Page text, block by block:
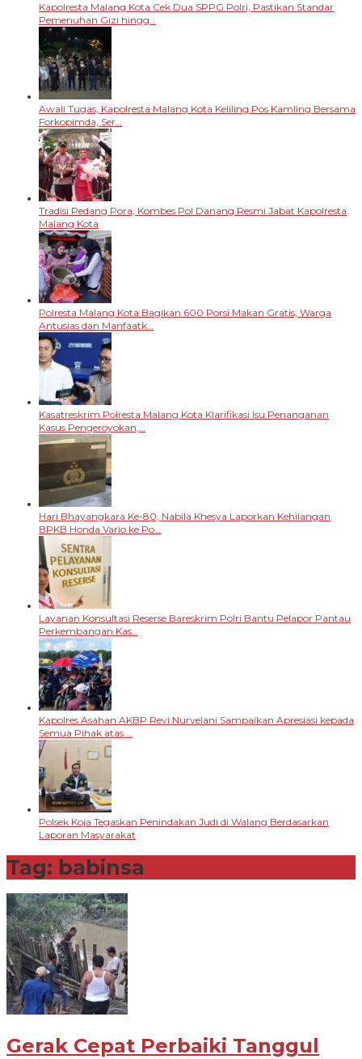
Kapolresta Malang Kota Cek Dua SPPG Polri, Pastikan Standar
Pemenuhan Gizi hingg…
Awali Tugas, Kapolresta Malang Kota Keliling Pos Kamling Bersama
Forkopimda, Ser…
Tradisi Pedang Pora, Kombes Pol Danang Resmi Jabat Kapolresta
Malang Kota
Polresta Malang Kota Bagikan 600 Porsi Makan Gratis, Warga
Antusias dan Manfaatk…
Kasatreskrim Polresta Malang Kota Klarifikasi Isu Penanganan
Kasus Pengeroyokan,…
Hari Bhayangkara Ke-80, Nabila Khesya Laporkan Kehilangan
BPKB Honda Vario ke Po…
Layanan Konsultasi Reserse Bareskrim Polri Bantu Pelapor Pantau
Perkembangan Kas…
Kapolres Asahan AKBP Revi Nurvelani Sampaikan Apresiasi kepada
Semua Pihak atas …
Polsek Koja Tegaskan Penindakan Judi di Walang Berdasarkan
Laporan Masyarakat
Tag: babinsa
Gerak Cepat Perbaiki Tanggul